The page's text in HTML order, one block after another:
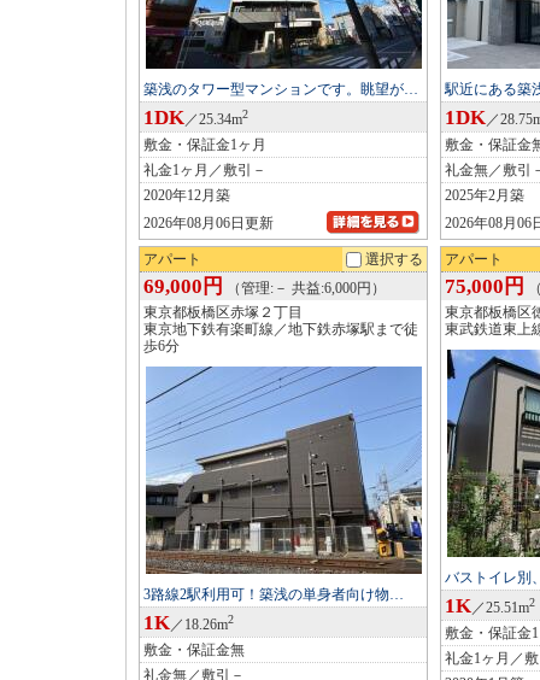
築浅のタワー型マンションです。眺望が…
1DK／25.34m2
敷金・保証金1ヶ月
礼金1ヶ月／敷引－
2020年12月築
2026年08月06日更新
駅近にある築
1DK／
敷金・保証金
礼金無／敷引
2025年2月築
2026年08月06
アパート 選択する
69,000円
（管理:－ 共益:6,000円）
東京都板橋区赤塚２丁目
東京地下鉄有楽町線／地下鉄赤塚駅まで徒
歩6分
3路線2駅利用可！築浅の単身者向け物…
1K／18.26m2
敷金・保証金無
礼金無／敷引－
アパート
75,000円
東京都板橋区
東武鉄道東上
バストイレ別
1K／25.51m2
敷金・保証金
礼金1ヶ月／